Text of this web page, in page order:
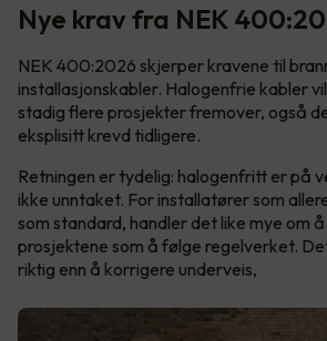
Nye krav fra NEK
NEK 400:2026 skjerper kravene til
installasjonskabler. Halogenfrie kabler
stadig flere prosjekter fremover, også
eksplisitt krevd tidligere.
Retningen er tydelig: halogenfritt er på
ikke unntaket. For installatører som
som standard, handler det like mye om
prosjektene som å følge regelverket.
riktig enn å korrigere underveis,